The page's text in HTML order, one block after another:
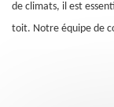
de climats, il est
toit. Notre équipe de